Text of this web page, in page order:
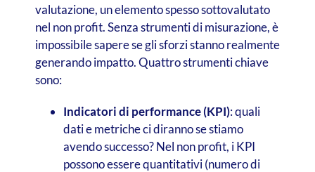
valutazione, un elemento spesso sottovalutato
nel non profit. Senza strumenti di misurazione, è
impossibile sapere se gli sforzi stanno realmente
generando impatto. Quattro strumenti chiave
sono:
Indicatori di performance (KPI): quali
dati e metriche ci diranno se stiamo
avendo successo? Nel non profit, i KPI
possono essere quantitativi (numero di